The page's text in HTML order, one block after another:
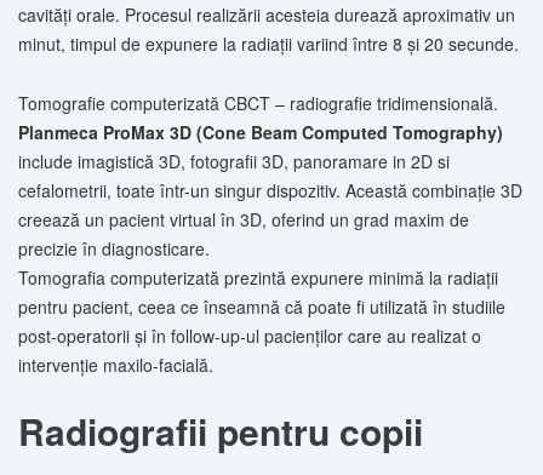
cavităţi orale. Procesul realizării acesteia durează aproximativ un
minut, timpul de expunere la radiaţii variind între 8 şi 20 secunde.
Tomografie computerizată CBCT – radiografie tridimensională.
Planmeca ProMax 3D (Cone Beam Computed Tomography)
include imagistică 3D, fotografii 3D, panoramare in 2D si
cefalometrii, toate într-un singur dispozitiv. Această combinaţie 3D
creează un pacient virtual în 3D, oferind un grad maxim de
precizie în diagnosticare.
Tomografia computerizată prezintă expunere minimă la radiaţii
pentru pacient, ceea ce înseamnă că poate fi utilizată în studiile
post-operatorii şi în follow-up-ul pacienţilor care au realizat o
intervenţie maxilo-facială.
Radiografii pentru copii